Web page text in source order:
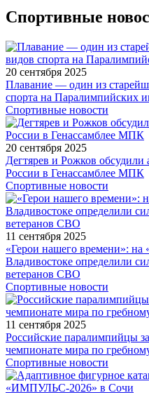
Спортивные
20 сентября 2025
Плавание — один из
спорта на Паралимпийских
Спортивные новости
20 сентября 2025
Дегтярев и Рожков
России в Генассамблее МПК
Спортивные новости
11 сентября 2025
«Герои нашего времени»: на
Владивостоке определили
ветеранов СВО
Спортивные новости
11 сентября 2025
Российские паралимпийцы
чемпионате мира по
Спортивные новости